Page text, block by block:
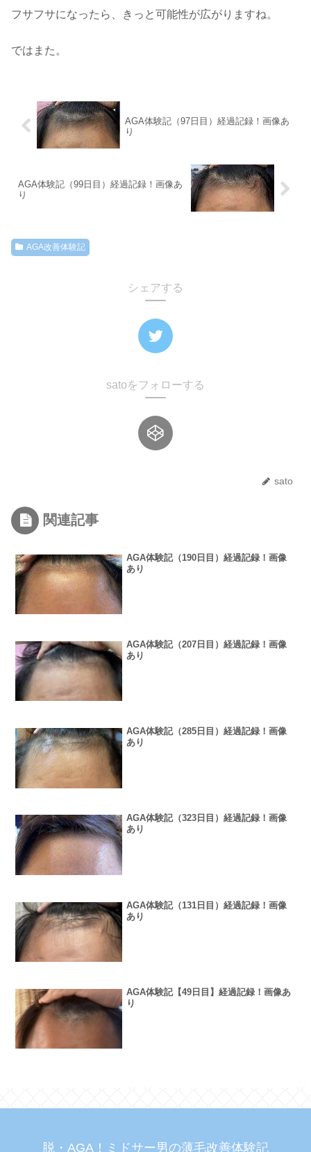
フサフサになったら、きっと可能性が広がりますね。
ではまた。
AGA体験記（97日目）経過記録！画像あ
り
AGA体験記（99日目）経過記録！画像あ
り
AGA改善体験記
シェアする
satoをフォローする
sato
関連記事
AGA体験記（190日目）経過記録！画像
あり
AGA体験記（207日目）経過記録！画像
あり
AGA体験記（285日目）経過記録！画像
あり
AGA体験記（323日目）経過記録！画像
あり
AGA体験記（131日目）経過記録！画像
あり
AGA体験記【49日目】経過記録！画像あ
り
脱・AGA！ミドサー男の薄毛改善体験記